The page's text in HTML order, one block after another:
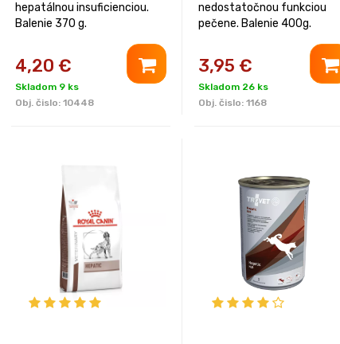
hepatálnou insuficienciou.
Balenie 370 g.
4,20 €
Skladom 9 ks
Obj. čislo: 10448
nedostatočnou funkciou
pečene. Balenie 400g.
3,95 €
Skladom 26 ks
Obj. čislo: 1168